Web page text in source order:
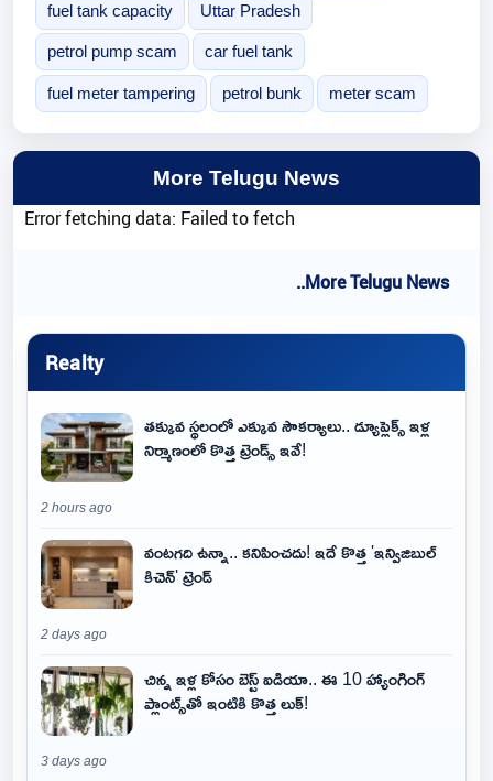
fuel tank capacity Uttar Pradesh
petrol pump scam car fuel tank
fuel meter tampering petrol bunk meter scam
More Telugu News
Error fetching data: Failed to fetch
..More Telugu News
Realty
తక్కువ స్థలంలో ఎక్కువ సౌకర్యాలు.. డ్యూప్లెక్స్ ఇళ్ల
నిర్మాణంలో కొత్త ట్రెండ్స్ ఇవే!
2 hours ago
వంటగది ఉన్నా.. కనిపించదు! ఇదే కొత్త 'ఇన్విజిబుల్
కిచెన్' ట్రెండ్
2 days ago
చిన్న ఇళ్ల కోసం బెస్ట్ ఐడియా.. ఈ 10 హ్యాంగింగ్
ప్లాంట్స్‌తో ఇంటికి కొత్త లుక్!
3 days ago